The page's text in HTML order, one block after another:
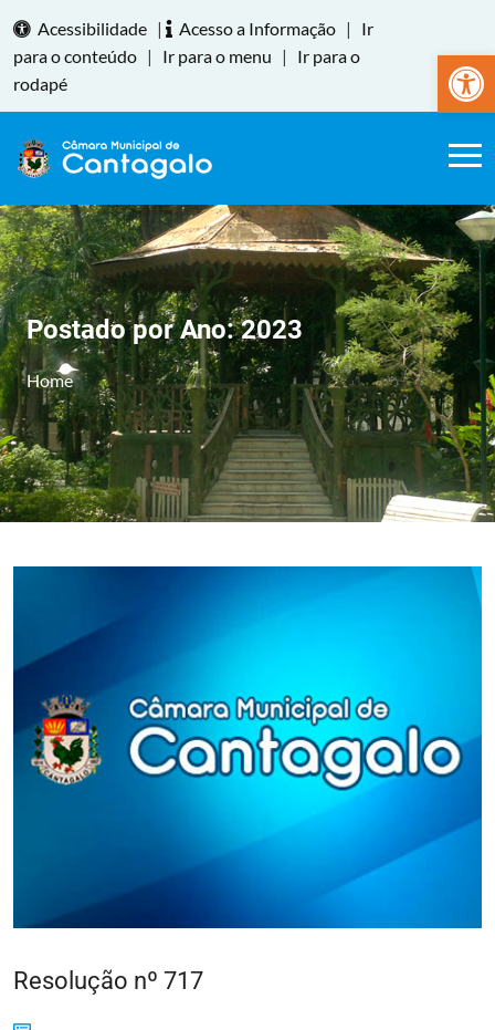
Abrir
Acessibilidade | Acesso a Informação |
Ir
para o conteúdo | Ir para o menu |
Ir para o
rodapé
Postado por Ano:2023
Home
Resolução nº 717